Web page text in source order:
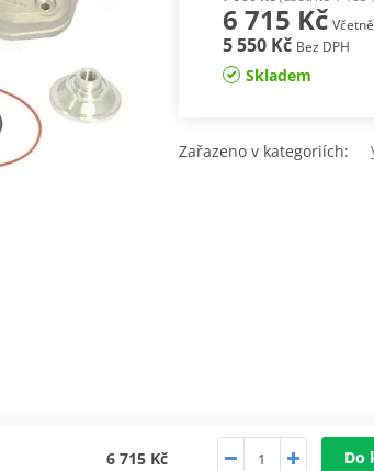
6 715 Kč
5 550 Kč Bez DPH
Skladem
Zařazeno v kategoriích:
6 715 Kč Do